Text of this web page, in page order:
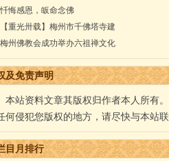
忏悔感恩，皈命念佛
【重光卅载】梅州市千佛塔寺建
梅州佛教会成功举办六祖禅文化
及免责声明
本站资料文章其版权归作者本人所有
何侵犯您版权的地方，请尽快与本站
目月排行